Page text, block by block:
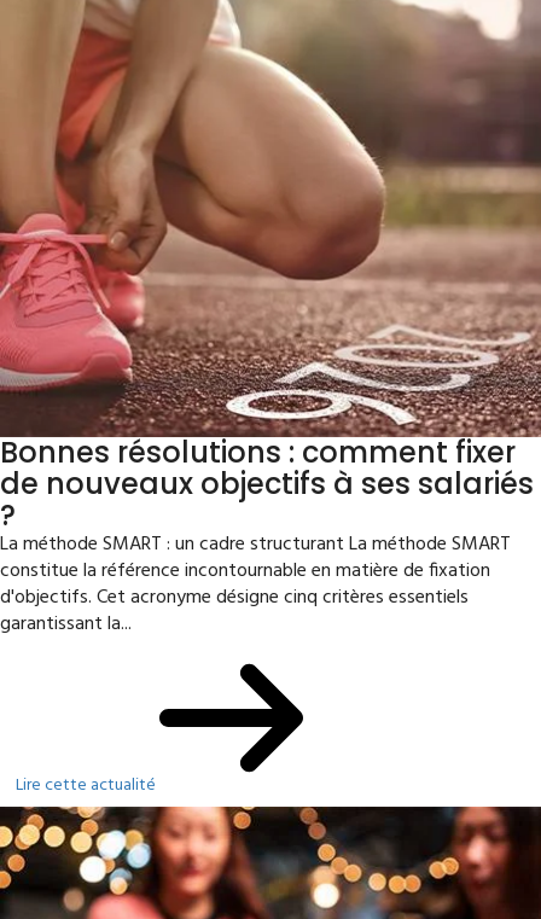
Bonnes résolutions : comment fixer
de nouveaux objectifs à ses salariés
?
La méthode SMART : un cadre structurant La méthode SMART
constitue la référence incontournable en matière de fixation
d'objectifs. Cet acronyme désigne cinq critères essentiels
garantissant la...
Lire cette actualité